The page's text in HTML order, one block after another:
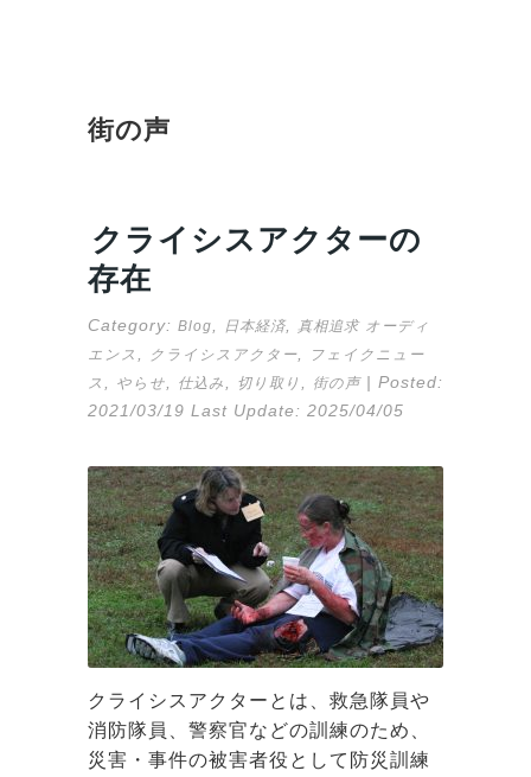
街の声
クライシスアクターの
存在
Category: Blog 日本経済 真相追求 オーディ
エンス
クライシスアクター
フェイクニュー
ス
やらせ 仕込み 切り取り 街の声| Posted:
2021/03/19 Last Update: 2025/04/05
クライシスアクターとは、救急隊員や
消防隊員、警察官などの訓練のため、
災害・事件の被害者役として防災訓練